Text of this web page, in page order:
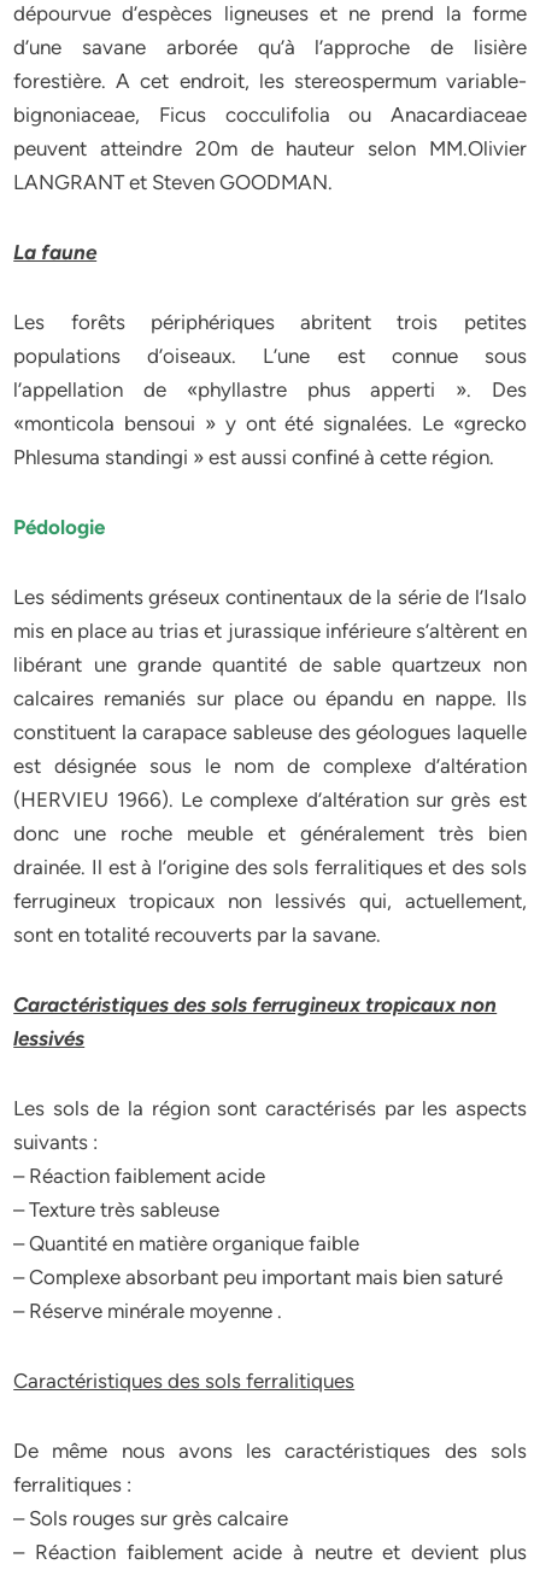
dépourvue d’espèces ligneuses et ne prend la forme
d’une savane arborée qu’à l’approche de lisière
forestière. A cet endroit, les stereospermum variable-
bignoniaceae, Ficus cocculifolia ou Anacardiaceae
peuvent atteindre 20m de hauteur selon MM.Olivier
LANGRANT et Steven GOODMAN.
La faune
Les forêts périphériques abritent trois petites
populations d’oiseaux. L’une est connue sous
l’appellation de «phyllastre phus apperti ». Des
«monticola bensoui » y ont été signalées. Le «grecko
Phlesuma standingi » est aussi confiné à cette région.
Pédologie
Les sédiments gréseux continentaux de la série de l’Isalo
mis en place au trias et jurassique inférieure s’altèrent en
libérant une grande quantité de sable quartzeux non
calcaires remaniés sur place ou épandu en nappe. Ils
constituent la carapace sableuse des géologues laquelle
est désignée sous le nom de complexe d’altération
(HERVIEU 1966). Le complexe d’altération sur grès est
donc une roche meuble et généralement très bien
drainée. Il est à l’origine des sols ferralitiques et des sols
ferrugineux tropicaux non lessivés qui, actuellement,
sont en totalité recouverts par la savane.
Caractéristiques des sols ferrugineux tropicaux non
lessivés
Les sols de la région sont caractérisés par les aspects
suivants :
– Réaction faiblement acide
– Texture très sableuse
– Quantité en matière organique faible
– Complexe absorbant peu important mais bien saturé
– Réserve minérale moyenne .
Caractéristiques des sols ferralitiques
De même nous avons les caractéristiques des sols
ferralitiques :
– Sols rouges sur grès calcaire
– Réaction faiblement acide à neutre et devient plus